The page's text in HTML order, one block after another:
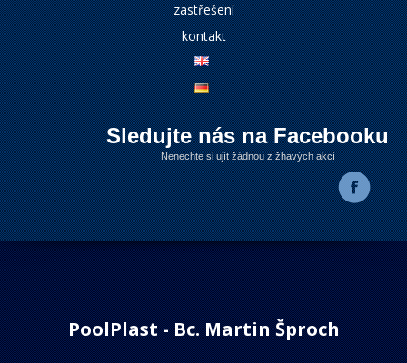
zastřešení
kontakt
Sledujte nás na Facebooku
Nenechte si ujít žádnou z žhavých akcí
PoolPlast - Bc. Martin Šproch